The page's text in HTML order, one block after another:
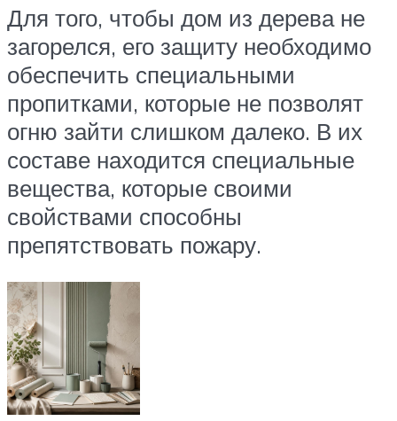
Для того, чтобы дом из дерева не
загорелся, его защиту необходимо
обеспечить специальными
пропитками, которые не позволят
огню зайти слишком далеко. В их
составе находится специальные
вещества, которые своими
свойствами способны
препятствовать пожару.